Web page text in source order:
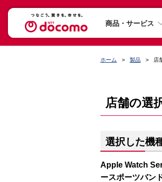
商品・サービス
ホーム 製品 店
店舗の選
選択した機
Apple Watch
ースポーツバン